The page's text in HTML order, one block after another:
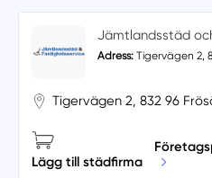
Jämtlandsstäd
Adress: Tigervägen 2,
Tigervägen 2, 832 96
Lägg till städfirma